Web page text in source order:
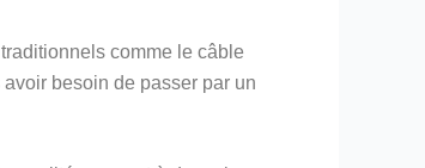
comme le câble
besoin de passer par un